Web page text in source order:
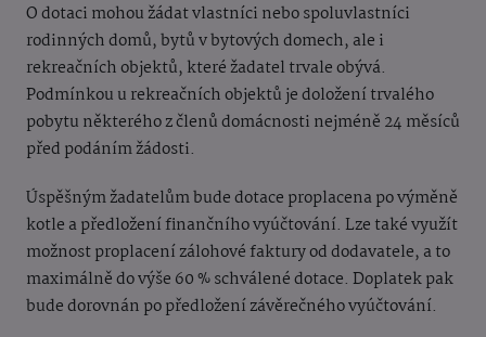
O dotaci mohou žádat vlastníci nebo spoluvlastníci
rodinných domů, bytů v bytových domech, ale i
rekreačních objektů, které žadatel trvale obývá.
Podmínkou u rekreačních objektů je doložení trvalého
pobytu některého z členů domácnosti nejméně 24 měsíců
před podáním žádosti.
Úspěšným žadatelům bude dotace proplacena po výměně
kotle a předložení finančního vyúčtování. Lze také využít
možnost proplacení zálohové faktury od dodavatele, a to
maximálně do výše 60 % schválené dotace. Doplatek pak
bude dorovnán po předložení závěrečného vyúčtování.